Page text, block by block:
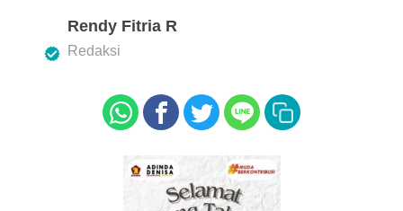
e
tt
er
at
s
p
p
Rendy Fitria R
Redaksi